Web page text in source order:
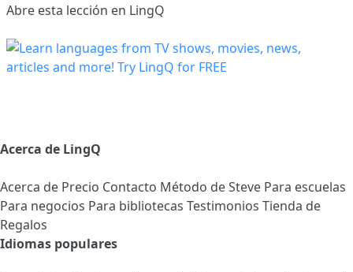
Abre esta lección en LingQ
Acerca de LingQ
Acerca de Precio Contacto Método de Steve Para escuelas
Para negocios Para bibliotecas Testimonios Tienda de
Regalos
Idiomas populares